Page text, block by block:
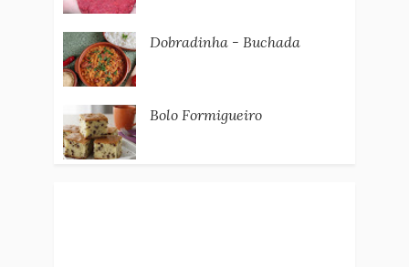
Dobradinha - Buchada
Bolo Formigueiro